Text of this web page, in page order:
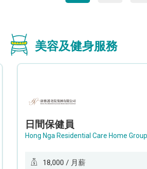
美容及健身服務
日間保健員
Hong Nga Residential Care Home
18,000 / 月薪